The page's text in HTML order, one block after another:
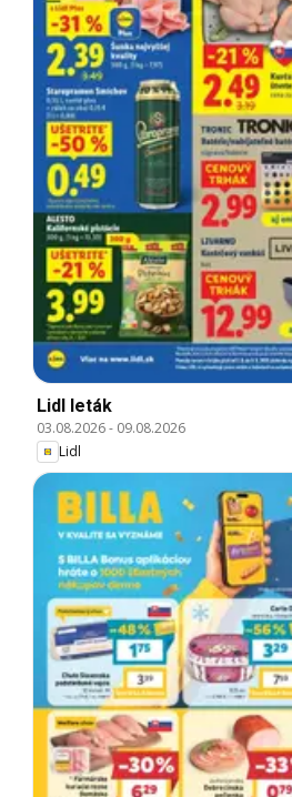
Lidl leták
03.08.2026- 09.08.2026
Lidl